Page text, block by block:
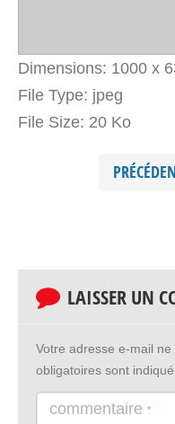
Dimensions: 1000 x
File Type: jpeg
File Size: 20 Ko
LAISSER UN
Votre adresse e-mail
obligatoires sont
commentaire *